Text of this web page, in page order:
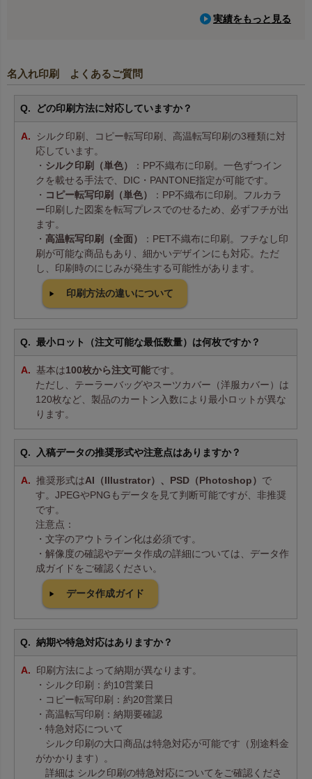
実績をもっと見る
名入れ印刷 よくあるご質問
どの印刷方法に対応していますか？
シルク印刷、コピー転写印刷、高温転写印刷の3種類に対
応しています。
・ シルク印刷（単色）
：PP不織布に印刷。一色ずつイン
クを載せる手法で、DIC・PANTONE指定が可能です。
・ コピー転写印刷（単色）
：PP不織布に印刷。フルカラ
ー印刷した図案を転写プレスでのせるため、必ずフチが出
ます。
・ 高温転写印刷（全面）
：PET不織布に印刷。フチなし印
刷が可能な商品もあり、細かいデザインにも対応。ただ
し、印刷時のにじみが発生する可能性があります。
印刷方法の違いについて
最小ロット（注文可能な最低数量）は何枚ですか？
基本は100枚から注文可能です。
ただし、テーラーバッグやスーツカバー（洋服カバー）は
120枚など、製品のカートン入数により最小ロットが異な
ります。
入稿データの推奨形式や注意点はありますか？
推奨形式はAI（Illustrator）、PSD（Photoshop） で
す。JPEGやPNGもデータを見て判断可能ですが、非推奨
です。
注意点：
・文字のアウトライン化は必須です。
・解像度の確認やデータ作成の詳細については、データ作
成ガイドをご確認ください。
データ作成ガイド
納期や特急対応はありますか？
印刷方法によって納期が異なります。
・シルク印刷：約10営業日
・コピー転写印刷：約20営業日
・高温転写印刷：納期要確認
・特急対応について
シルク印刷の大口商品は特急対応が可能です（別途料金
がかかります）。
詳細は シルク印刷の特急対応についてをご確認くださ